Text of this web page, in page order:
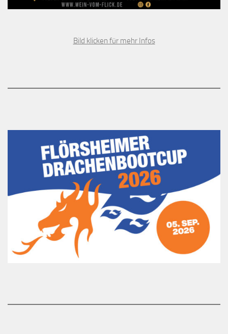
Bild klicken für mehr Infos